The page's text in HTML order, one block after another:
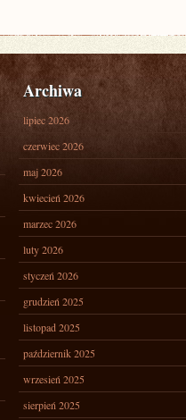
Archiwa
lipiec 2026
czerwiec 2026
maj 2026
kwiecień 2026
marzec 2026
luty 2026
styczeń 2026
grudzień 2025
listopad 2025
październik 2025
wrzesień 2025
sierpień 2025